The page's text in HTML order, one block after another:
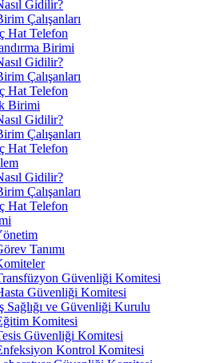
Gidilir?
Çalışanları
Hat Telefon
Birimi
Gidilir?
Çalışanları
Hat Telefon
Birimi
Gidilir?
Çalışanları
Hat Telefon
Gidilir?
Çalışanları
Hat Telefon
Tanımı
Güvenliği Komitesi
Güvenliği Komitesi
Sağlığı ve Güvenliği Kurulu
Komitesi
Güvenliği Komitesi
Kontrol Komitesi